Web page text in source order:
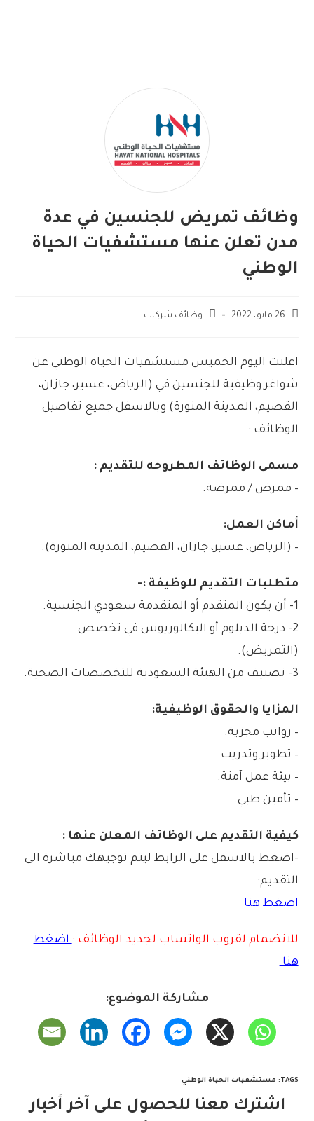
وظائف تمريض للجنسين في عدة
مدن تعلن عنها مستشفيات الحياة
الوطني
26 مايو، 2022 وظائف شركات
اعلنت اليوم الخميس مستشفيات الحياة الوطني عن
شواغر وظيفية للجنسين في (الرياض، عسير، جازان،
القصيم، المدينة المنورة) وبالاسفل جميع تفاصيل
الوظائف :
مسمى الوظائف المطروحه للتقديم :
– ممرض / ممرضة.
أماكن العمل:
– (الرياض، عسير، جازان، القصيم، المدينة المنورة).
متطلبات التقديم للوظيفة :-
1- أن يكون المتقدم أو المتقدمة سعودي الجنسية.
2- درجة الدبلوم أو البكالوريوس في تخصص
(التمريض).
3- تصنيف من الهيئة السعودية للتخصصات الصحية.
المزايا والحقوق الوظيفية:
– رواتب مجزية.
– تطوير وتدريب.
– بيئة عمل آمنة.
– تأمين طبي.
كيفية التقديم على الوظائف المعلن عنها :
-اضغط بالاسفل على الرابط ليتم توجيهك مباشرة الى
التقديم:
اضغط هنا
للانضمام لقروب الواتساب لجديد الوظائف : اضغط
هنا
مشاركة الموضوع:
TAGS
: مستشفيات الحياة الوطني
اشترك معنا للحصول على آخر أخبار